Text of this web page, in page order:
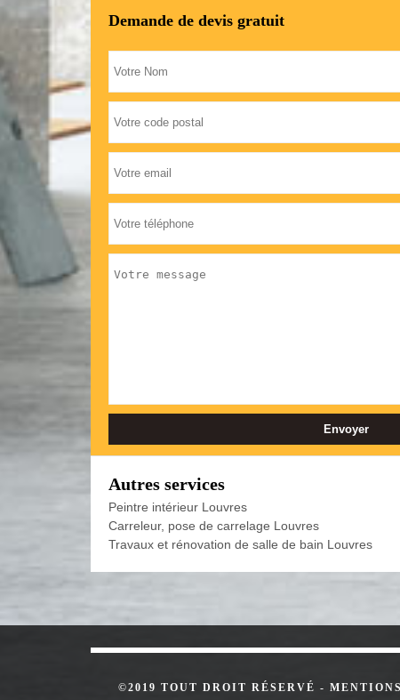
Demande de devis gratuit
Autres services
Peintre intérieur Louvres
Carreleur, pose de carrelage Louvres
Travaux et rénovation de salle de bain Louvres
©2019 TOUT DROIT RÉSERVÉ -